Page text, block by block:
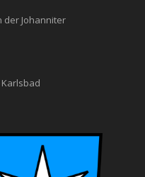
der Johanniter